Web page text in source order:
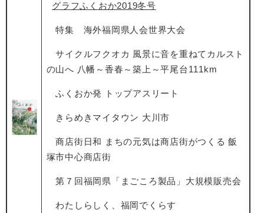
グラフふくおか2019冬号
特集 海外福岡県人会世界大会
サイクルフクオカ 風景に音を重ねてカルスト
の山へ 八幡～香春～築上～平尾台111km
ふくおか発 トップアスリート
きらめきマイタウン 大川市
商店街日和 まちの元気は商店街がつくる 飯
塚市中心商店街
第７回福岡県「まごころ製品」大規模販売会
わたしらしく、福岡でくらす